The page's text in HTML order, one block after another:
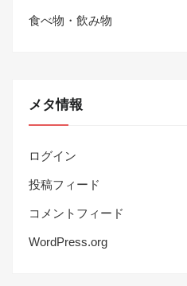
食べ物・飲み物
メタ情報
ログイン
投稿フィード
コメントフィード
WordPress.org